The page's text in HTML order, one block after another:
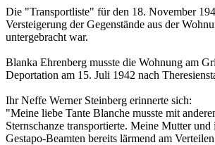
Die "Transportliste" für den 18. November
Versteigerung der Gegenstände aus der
untergebracht war.
Blanka Ehrenberg musste die Wohnung am
Deportation am 15. Juli 1942 nach
Ihr Neffe Werner Steinberg erinnerte sich:
"Meine liebe Tante Blanche musste mit
Sternschanze transportierte. Meine Mutter
Gestapo-Beamten bereits lärmend am